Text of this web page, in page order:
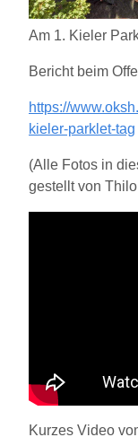
Am 1. Kieler
Bericht beim
https://
kieler-parklet-tag
(Alle Fotos in
gestellt von
Kurzes Video